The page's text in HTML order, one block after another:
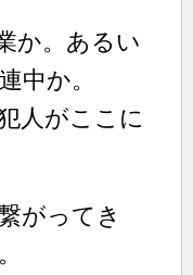
か。あるい
中か。
人がここに
がってき